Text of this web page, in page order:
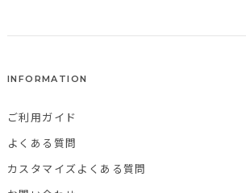
INFORMATION
ご利用ガイド
よくある質問
カスタマイズよくある質問